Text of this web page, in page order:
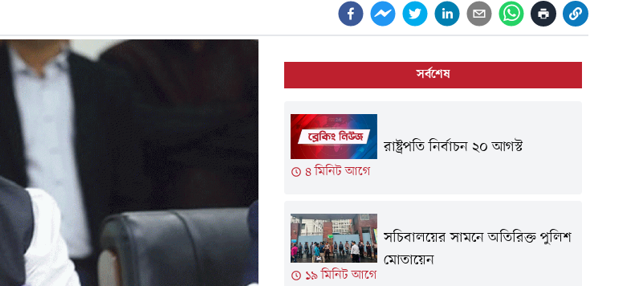
সর্বশেষ
৪ মিনিট আগে
রাষ্ট্রপতি নির্বাচন ২০ আগস্ট
১৯ মিনিট আগে
সচিবালয়ের সামনে অতিরিক্ত পুলিশ
মোতায়েন